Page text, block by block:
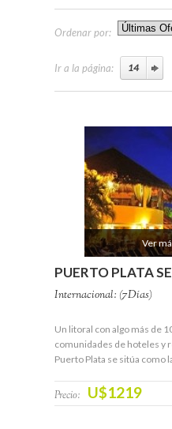
Ordenar por:
Ir a la página:
Ver
PUERTO PLATA
Internacional: (7Días)
Un litoral con algo más de
comunidades de hoteles y
Puerto Plata se sitúa como
Precio: U$1219